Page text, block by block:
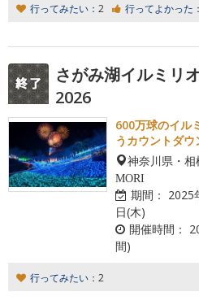
行ってみたい： 2 行ってよかった：
さがみ湖イルミリ
2026
600万球のイル
うカウントダウ
神奈川県・相
MORI
期間： 2025
日(木)
開催時間：
間)
行ってみたい： 2